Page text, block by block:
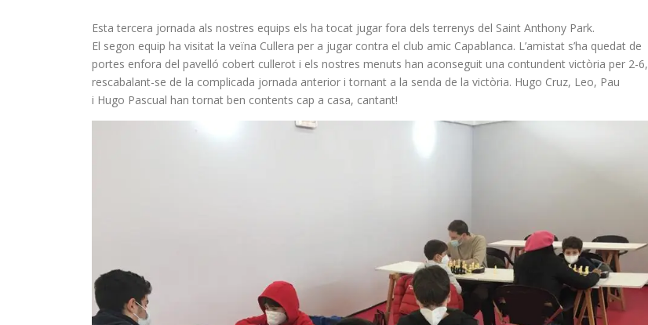
Esta tercera jornada als nostres equips els ha tocat jugar fora dels terrenys del Saint Anthony Park.
El segon equip ha visitat la veïna Cullera per a jugar contra el club amic Capablanca. L’amistat s’ha quedat de
portes enfora del pavelló cobert cullerot i els nostres menuts han aconseguit una contundent victòria per 2-6,
rescabalant-se de la complicada jornada anterior i tornant a la senda de la victòria. Hugo Cruz, Leo, Pau
i Hugo Pascual han tornat ben contents cap a casa, cantant!